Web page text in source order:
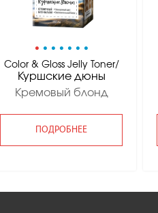
• • • • • • •
Color & Gloss Jelly Toner/
Куршские дюны
Кремовый блонд
ПОДРОБНЕЕ